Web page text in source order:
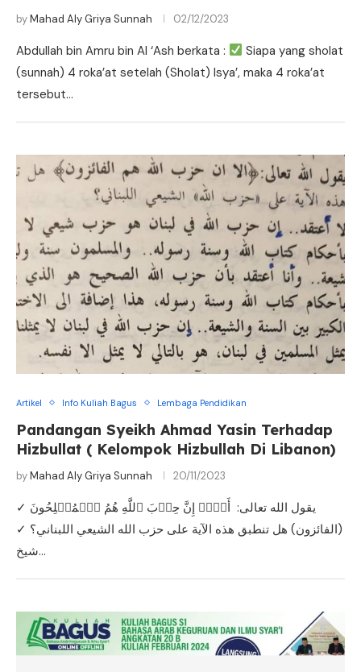
byMahad Aly Griya Sunnah 02/12/2023
Abdullah bin Amru bin Al ‘Ash berkata :
Siapa yang sholat
(sunnah) 4 roka’at setelah (Sholat) Isya’, maka 4 roka’at
tersebut…
Artikel Info Kuliah Bagus Lembaga Pendidikan
Pandangan Syeikh Ahmad Yasin Terhadap
Hizbullat ( Kelompok Hizbullah Di Libanon)
byMahad Aly Griya Sunnah 20/11/2023
✓ يقول الله تعالى: أَلَاۤ إِنَّ حِزۡبَ ٱللَّهِ هُمُ ٱلۡمُفۡلِحُونَ
(الفائزون) هل تنطبق هذه الآية على حزب الله الشيعي اللبناني؟ ✓
شيخ…